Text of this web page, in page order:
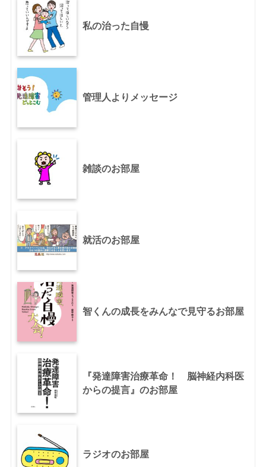
私の治った自慢
管理人よりメッセージ
雑談のお部屋
就活のお部屋
智くんの成長をみんなで見守るお部屋
『発達障害治療革命！ 脳神経内科医
からの提言』のお部屋
ラジオのお部屋